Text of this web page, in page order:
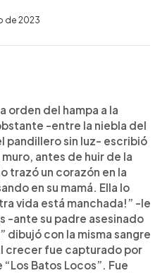
de 2023
orden del hampa a la
-entre la niebla del
pandillero sin luz- escribió
antes de huir de la
trazó un corazón en la
en su mamá. Ella lo
vida está manchada!” -le
-ante su padre asesinado
dibujó con la misma sangre
crecer fue capturado por
Batos Locos”. Fue